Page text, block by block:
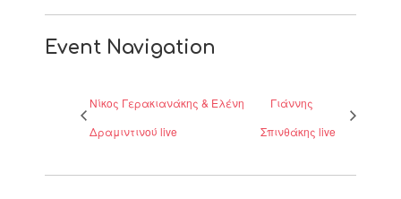
Event Navigation
Νίκος Γερακιανάκης & Ελένη
Δραμιντινού live
Γιάννης
Σπινθάκης live